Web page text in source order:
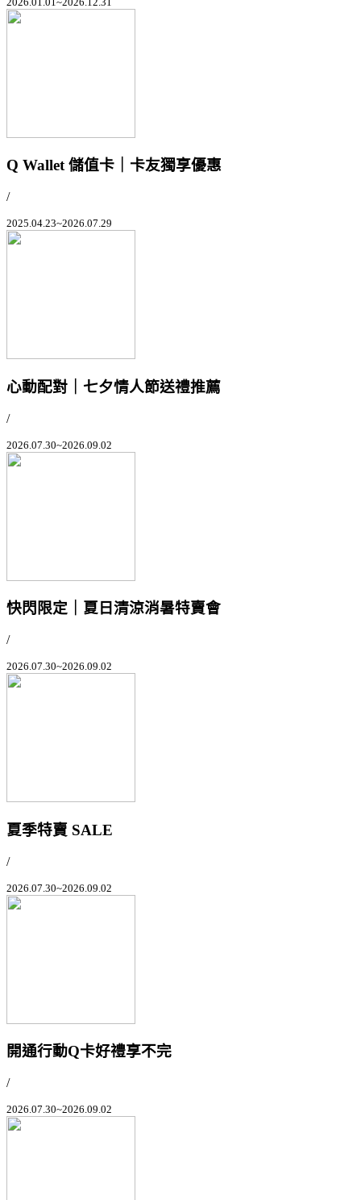
Q Wallet 儲值卡｜卡友獨享優惠
/
2025.04.23~2026.07.29
心動配對｜七夕情人節送禮推薦
/
2026.07.30~2026.09.02
快閃限定｜夏日清涼消暑特賣會
/
2026.07.30~2026.09.02
夏季特賣 SALE
/
2026.07.30~2026.09.02
開通行動Q卡好禮享不完
/
2026.07.30~2026.09.02